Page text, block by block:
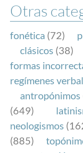
Otras
fonética (72)
clásicos (38)
formas
regímenes
antropónimos
(649)
neologismos
(885)